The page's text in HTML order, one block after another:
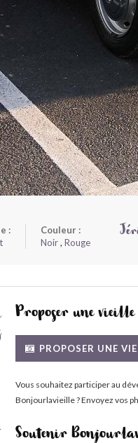
:
Couleur :
Noir, Rouge
Proposer une vieille
PROPOSER UNE
Vous souhaitez participer au
Bonjourlavieille ? Envoyez vos
Soutenir